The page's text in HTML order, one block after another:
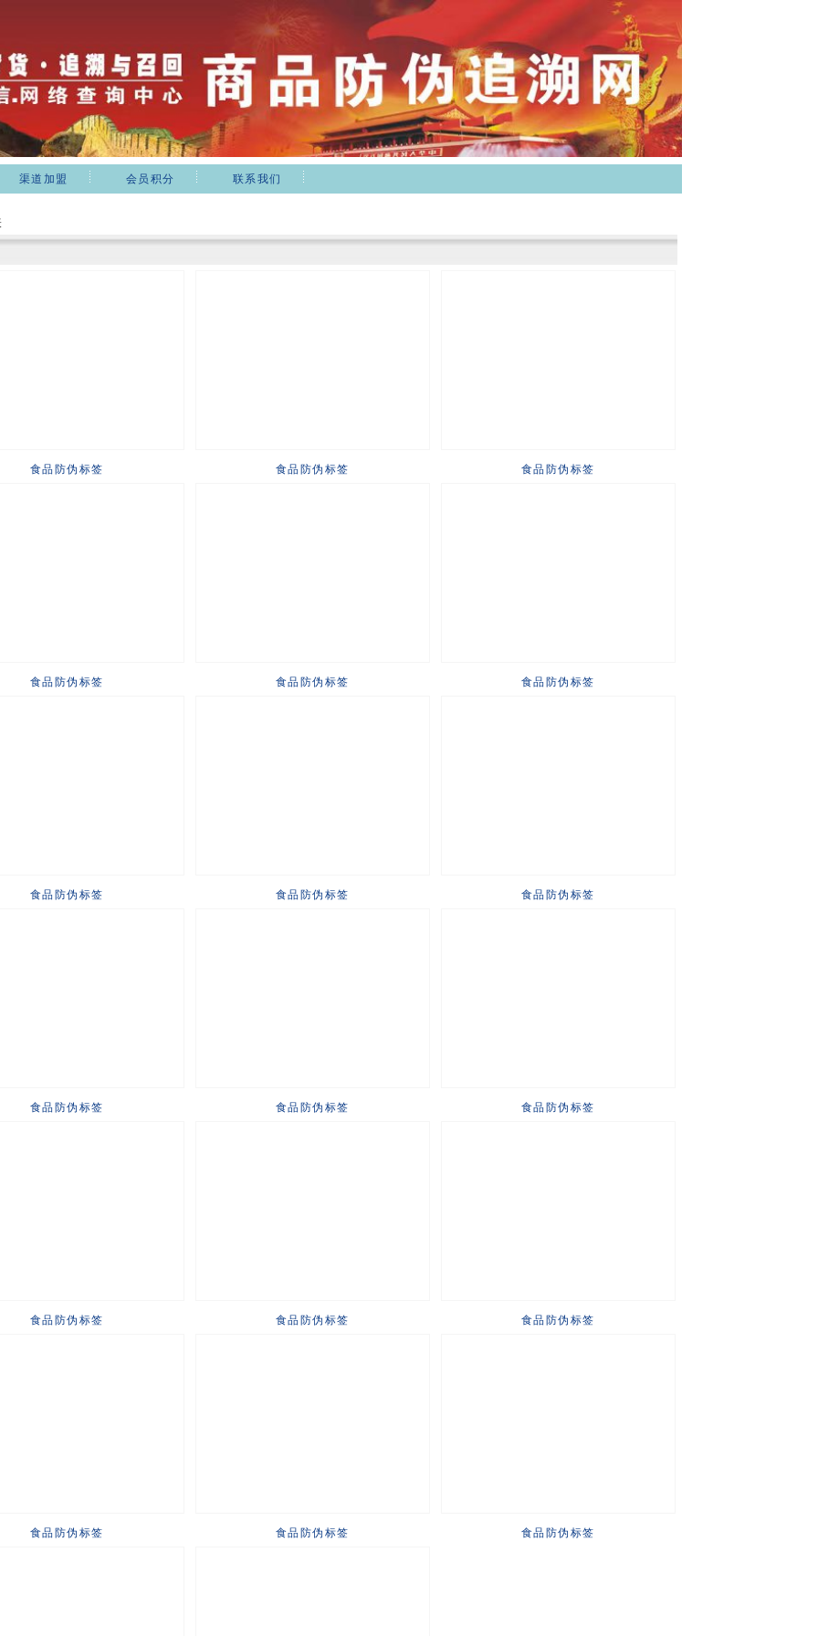
渠道加盟 会员积分 联系我们
食品防伪标签 食品防伪标签 食品防伪标签
食品防伪标签 食品防伪标签 食品防伪标签
食品防伪标签 食品防伪标签 食品防伪标签
食品防伪标签 食品防伪标签 食品防伪标签
食品防伪标签 食品防伪标签 食品防伪标签
食品防伪标签 食品防伪标签 食品防伪标签